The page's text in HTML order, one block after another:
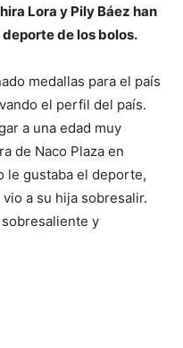
Lora y Pily Báez han
de los bolos.
medallas para el país
el perfil del país.
a una edad muy
de Naco Plaza en
le gustaba el deporte,
a su hija sobresalir.
y